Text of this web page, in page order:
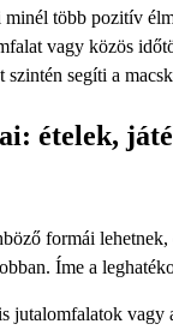
minél több pozitív
vagy közös
segíti a
ételek,
formái lehetnek,
Íme a
jutalomfalatok vagy